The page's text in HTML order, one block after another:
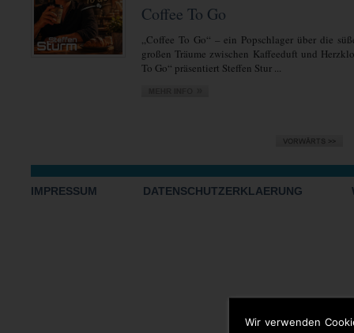
Wir verwenden
Coffee To Go
„Coffee To Go“ – ein Popschlager über die
großen Träume zwischen Kaffeeduft und
To Go“ präsentiert Steffen Stur ...
IMPRESSUM DATENSCHUTZERKLAERUNG